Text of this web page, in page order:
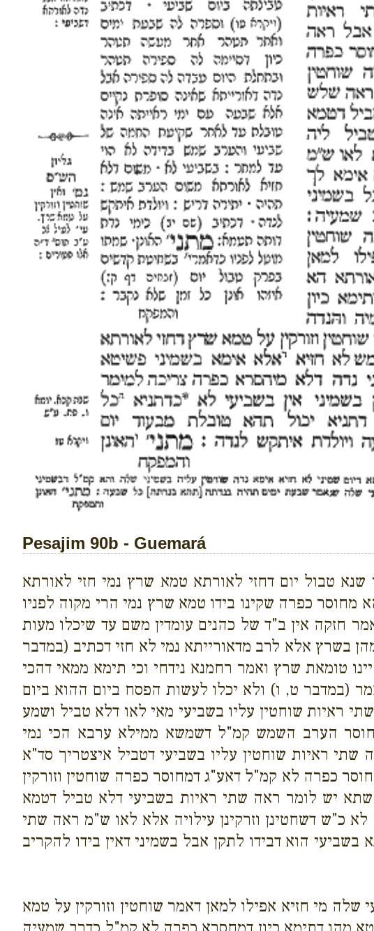
Pesajim 90b - Guemará
שנא טבול יום דחזי לאורתא טמא שרץ נמי חזי לאורתא
כפרה שקינו בידו טמא שרץ נמי הרי מקוה לפניו
חזקה אין ב"ד של כהנים עומדין משם עד שיכלו מעות
בשרץ אלא לרב מדאורייתא נמי לא חזי דכתיב (במדבר
טומאת שרץ ואמר רחמנא נידחי וכי תימא ממאי דהכי
(במדבר ט, ו) ולא יכלו לעשות הפסח ביום ההוא ביום
ראיות שוחטין עליו בשביעי מאי לאו דלא טביל ושמע
הערב השמש קמ"ל דשמשא ממילא ערבא הכי נמי
ראיות שוחטין עליו בשביעי דטביל איצטריך סד"א
כפרה לא קמ"ל דאע"ג דמחוסר כפרה שוחטין וזורקין
יש לומר ראה שתי ראיות בשביעי דלא טביל דטמא
כ"ש דשחטינן וזרקינן עילויה אלא לאו ש"מ ראה שתי
הוא דבידו לתקן אבל בשמיני דאין בידו להקריב
מי חזיא אפילו למאן דאמר שוחטין וזורקין על טמא